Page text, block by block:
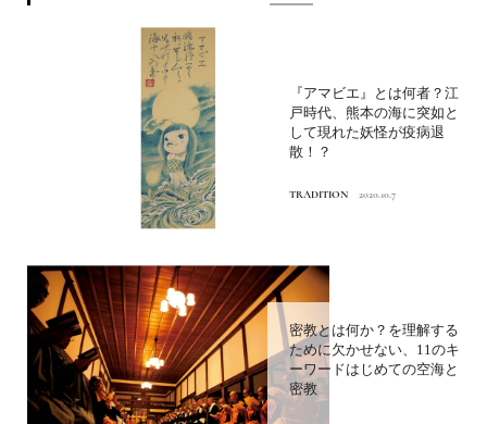
『アマビエ』とは何者？江
戸時代、熊本の海に突如と
して現れた妖怪が疫病退
散！？
TRADITION 2020.10.7
密教とは何か？を理解する
ために欠かせない、11のキ
ーワードはじめての空海と
密教